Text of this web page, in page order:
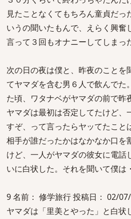
見たことなくてもちろん童貞だっ
いうの聞いたもんで、えらく興奮
言って３回もオナニーしてしまっ
次の日の夜は僕と、昨夜のことを
てヤマダを含む男６人で飲んでた
た頃、ワタナベがヤマダの前で昨
ヤマダは最初は否定してたけど、
すぞ、って言ったらヤッてたこと
相手が誰だったかはなかなか口を
けど、一人がヤマダの彼女に電話
いに白状した。それを聞いて僕は
9 名前： 修学旅行 投稿日： 02/
ヤマダは「里美とやった」と白状